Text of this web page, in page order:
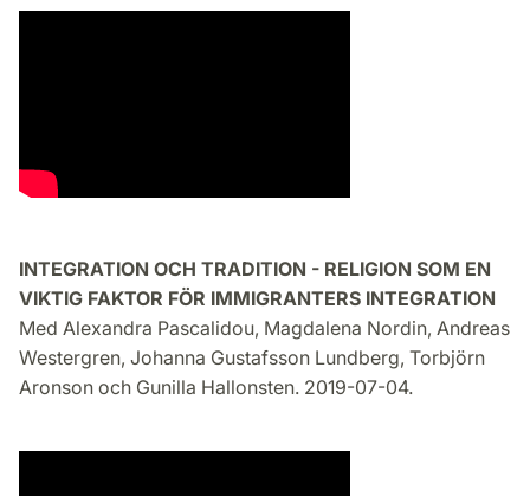
INTEGRATION OCH TRADITION - RELIGION SOM EN
VIKTIG FAKTOR FÖR IMMIGRANTERS INTEGRATION
Med Alexandra Pascalidou, Magdalena Nordin, Andreas
Westergren, Johanna Gustafsson Lundberg, Torbjörn
Aronson och Gunilla Hallonsten. 2019-07-04.